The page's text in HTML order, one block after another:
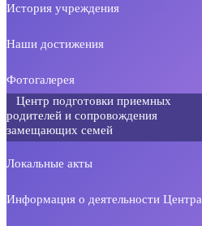
История учреждения
Наши достижения
Фотогалерея
Центр подготовки приемных
родителей и сопровождения
замещающих семей
Локальные акты
Информация о деятельности Центра